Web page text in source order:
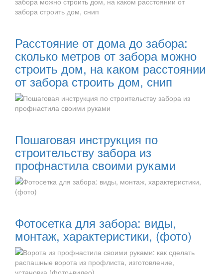
Расстояние от дома до забора:
сколько метров от забора можно
строить дом, на каком расстоянии
от забора строить дом, снип
Пошаговая инструкция по
строительству забора из
профнастила своими руками
Фотосетка для забора: виды,
монтаж, характеристики, (фото)